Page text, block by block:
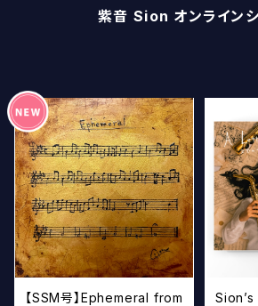
紫音 Sion オンライン
【SSM号】Ephemeral from